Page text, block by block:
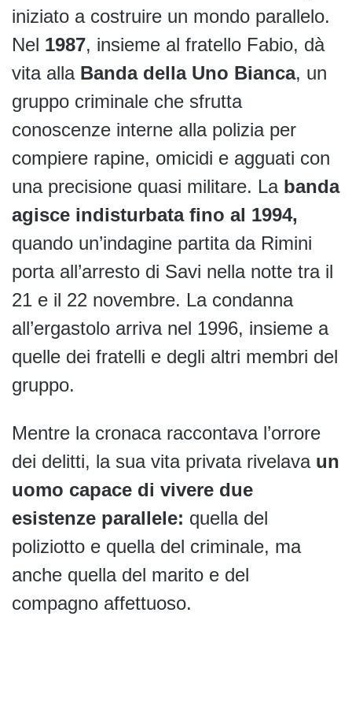
iniziato a costruire un mondo parallelo.
Nel 1987, insieme al fratello Fabio, dà
vita alla Banda della Uno Bianca, un
gruppo criminale che sfrutta
conoscenze interne alla polizia per
compiere rapine, omicidi e agguati con
una precisione quasi militare. La banda
agisce indisturbata fino al 1994,
quando un’indagine partita da Rimini
porta all’arresto di Savi nella notte tra il
21 e il 22 novembre. La condanna
all’ergastolo arriva nel 1996, insieme a
quelle dei fratelli e degli altri membri del
gruppo.
Mentre la cronaca raccontava l’orrore
dei delitti, la sua vita privata rivelava un
uomo capace di vivere due
esistenze parallele: quella del
poliziotto e quella del criminale, ma
anche quella del marito e del
compagno affettuoso.